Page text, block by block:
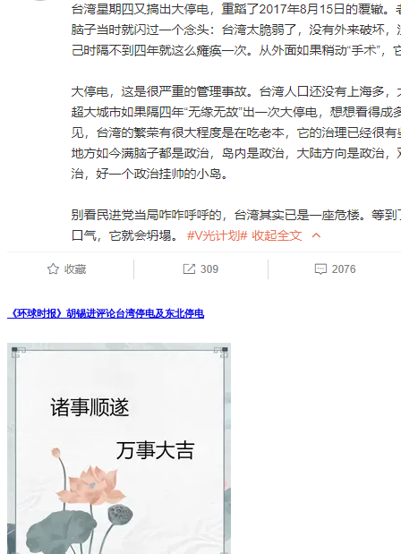
《环球时报》胡锡进评论台湾停电及东北停电